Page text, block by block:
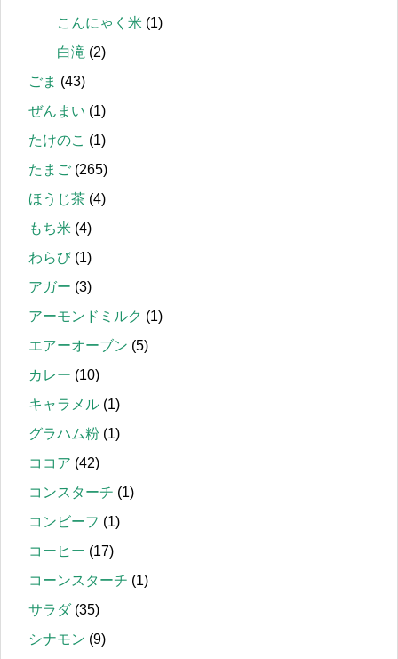
こんにゃく米 (1)
白滝 (2)
ごま (43)
ぜんまい (1)
たけのこ (1)
たまご (265)
ほうじ茶 (4)
もち米 (4)
わらび(1)
アガー (3)
アーモンドミルク (1)
エアーオーブン (5)
カレー (10)
キャラメル (1)
グラハム粉 (1)
ココア (42)
コンスターチ (1)
コンビーフ (1)
コーヒー (17)
コーンスターチ (1)
サラダ(35)
シナモン (9)